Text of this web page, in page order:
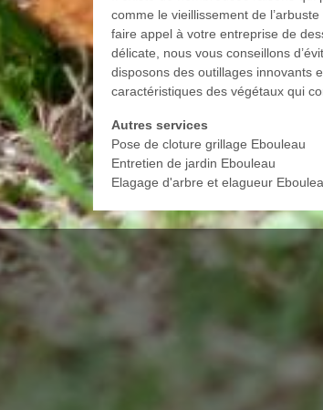
comme le vieillissement de
faire appel à votre entreprise de
délicate, nous vous conseillons
disposons des outillages innovants
caractéristiques des végétaux qui
Autres services
Pose de cloture grillage Ebouleau
Entretien de jardin Ebouleau
Elagage d'arbre et elagueur